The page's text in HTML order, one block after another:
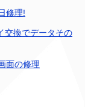
修理!
交換でデータその
面の修理